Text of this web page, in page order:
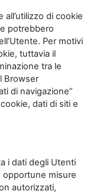
all’utilizzo di cookie
potrebbero
Per motivi
tuttavia il
tra le
Browser
di navigazione”
dati di siti e
i dati degli Utenti
opportune misure
autorizzati,